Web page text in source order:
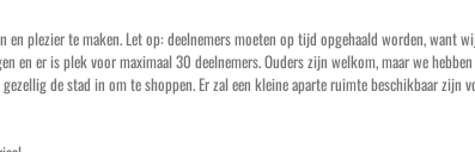
en plezier te maken. Let op: deelnemers moeten op tijd opgehaald worden, want
en er is plek voor maximaal 30 deelnemers. Ouders zijn welkom, maar we
de stad in om te shoppen. Er zal een kleine aparte ruimte beschikbaar zijn